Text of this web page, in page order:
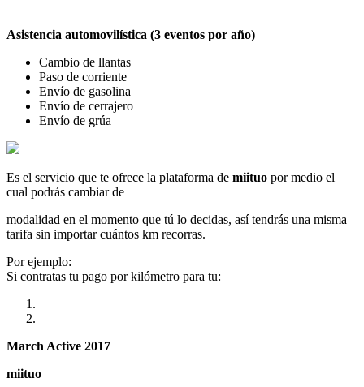
Asistencia automovilística (3 eventos por año)
Cambio de llantas
Paso de corriente
Envío de gasolina
Envío de cerrajero
Envío de grúa
Es el servicio que te ofrece la plataforma de miituo por medio el
cual podrás cambiar de
modalidad en el momento que tú lo decidas, así tendrás una misma
tarifa sin importar cuántos km recorras.
Por ejemplo:
Si contratas tu pago por kilómetro para tu:
March Active 2017
miituo